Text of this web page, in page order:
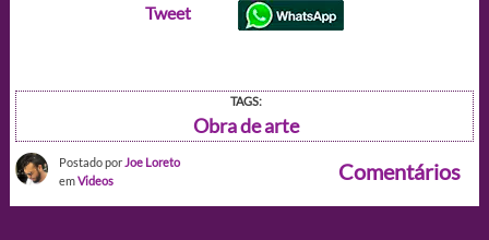
Tweet
TAGS:
Obra de arte
Postado por Joe Loreto
emVideos Comentários